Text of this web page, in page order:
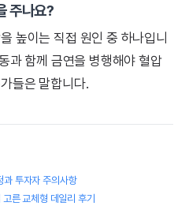
주나요?
높이는 직접 원인 중 하나입니
과 함께 금연을 병행해야 혈압
들은 말합니다.
투자자 주의사항
른 교체형 데일리 후기